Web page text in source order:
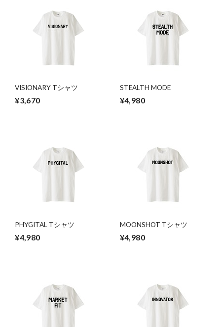
VISIONARY Tシャツ
¥3,670
STEALTH MODE
¥4,980
PHYGITAL Tシャツ
¥4,980
MOONSHOT Tシャツ
¥4,980